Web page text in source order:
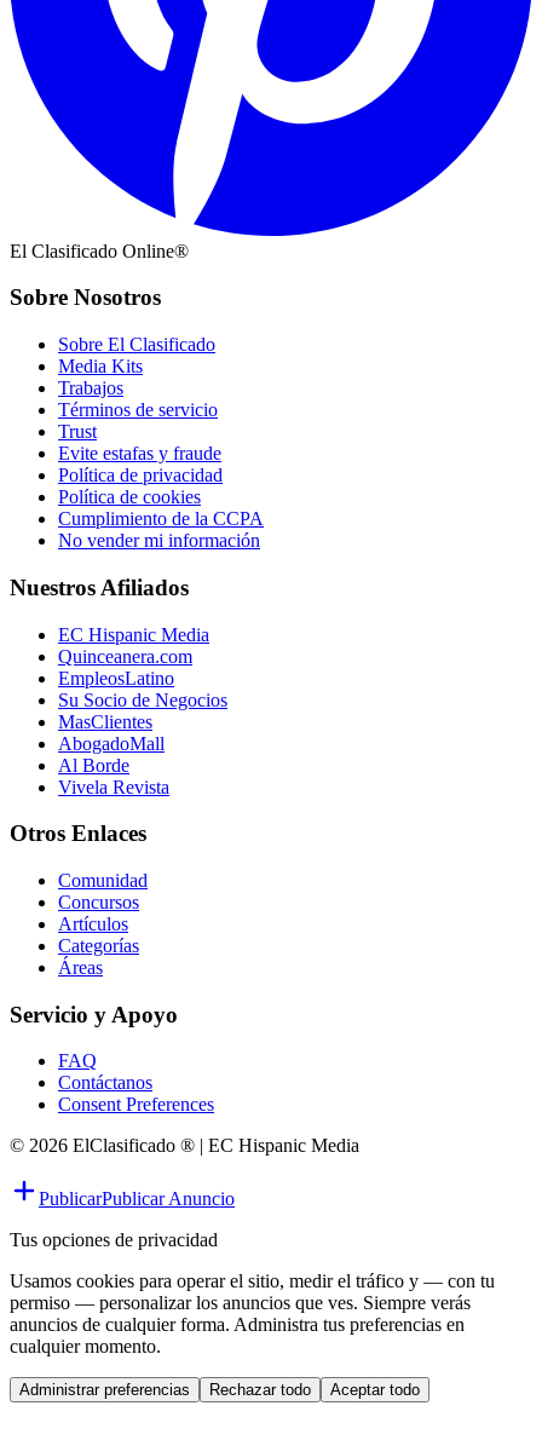
El Clasificado Online®
Sobre Nosotros
Sobre El Clasificado
Media Kits
Trabajos
Términos de servicio
Trust
Evite estafas y fraude
Política de privacidad
Política de cookies
Cumplimiento de la CCPA
No vender mi información
Nuestros Afiliados
EC Hispanic Media
Quinceanera.com
EmpleosLatino
Su Socio de Negocios
MasClientes
AbogadoMall
Al Borde
Vivela Revista
Otros Enlaces
Comunidad
Concursos
Artículos
Categorías
Áreas
Servicio y Apoyo
FAQ
Contáctanos
Consent Preferences
© 2026 ElClasificado ® | EC Hispanic Media
PublicarPublicar Anuncio
Tus opciones de privacidad
Usamos cookies para operar el sitio, medir el tráfico y — con tu
permiso — personalizar los anuncios que ves. Siempre verás
anuncios de cualquier forma. Administra tus preferencias en
cualquier momento.
Administrar preferencias Rechazar todo Aceptar todo